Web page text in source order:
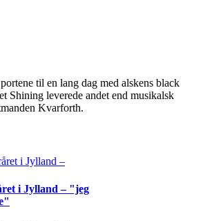
til en lang dag med alskens black
Shining leverede andet end musikalsk
Kvarforth.
i Jylland – "jeg